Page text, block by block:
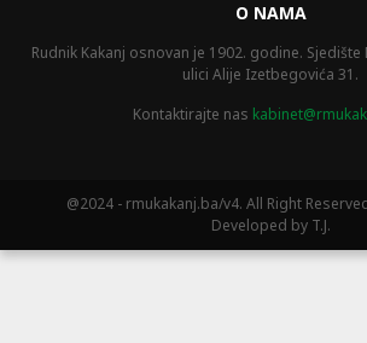
O NAMA
Rudnik Kakanj osnovan je 1902. godine. Sjedište
ulici Alije Izetbegovića 31.
Kontaktirajte nas
@2024 - rmukakanj.ba/v4. All Right
Developed by T.J.